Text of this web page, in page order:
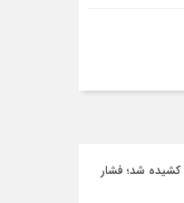
کشیده شد؛ فشار